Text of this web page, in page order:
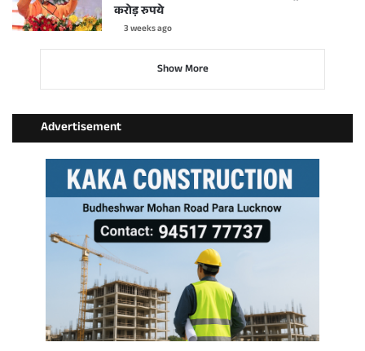
करोड़ रुपये
3 weeks ago
Show More
Advertisement